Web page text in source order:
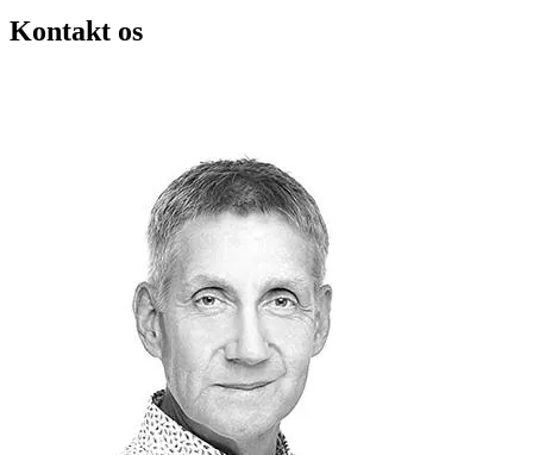
Kontakt os